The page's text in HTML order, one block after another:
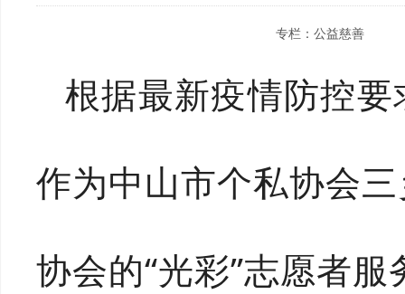
专栏： 公益慈善
根据最新疫情防控
作为中山市个私协会
协会的“光彩”志愿者